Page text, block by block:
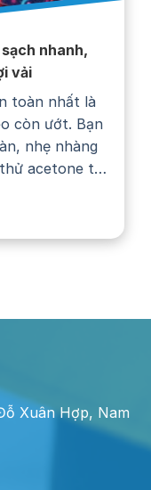
nhanh,
vải
toàn nhất là
còn ướt. Bạn
nhẹ nhàng
acetone tại
phụ…
Xuân Hợp, Nam